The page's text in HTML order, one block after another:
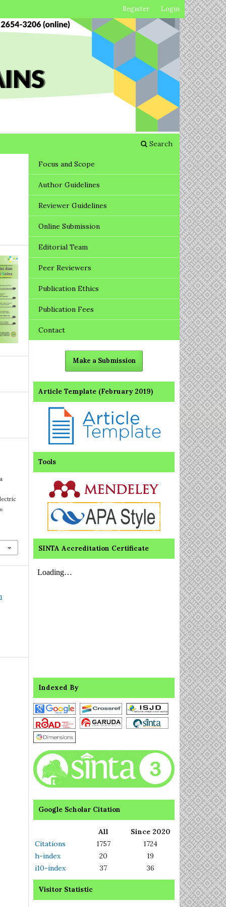
Search
Register Login
Focus and Scope
Author Guidelines
Reviewer Guidelines
Online Submission
Editorial Team
Peer Reviewers
Publication Ethics
Publication Fees
Contact
Make a Submission
Article Template (February 2019)
Tools
SINTA Accreditation Certificate
Indexed By
Google Scholar Citation
All
Since 2020
Citations
1757
1724
h-index
20
19
i10-index
37 36
Visitor Statistic